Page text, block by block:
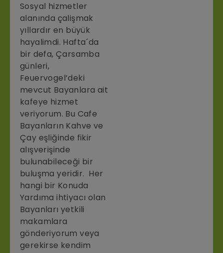
Sosyal hizmetler
alanında çalişmak
yıllardır en büyük
hayalimdi. Hafta´da
bir defa, Çarsamba
günleri,
Feuervogel’deki
mevcut Bayanlara ait
kafeye hizmet
veriyorum. Bu Cafe
Bayanların Kahve ve
Çay eşliğinde fikir
alışverişinde
bulunabileceği bir
buluşma yeridir. Her
hangi bir Konuda
Yardıma ihtiyacı olan
Bayanları yetkili
makamlara
gönderiyorum veya
gerekirse kendim